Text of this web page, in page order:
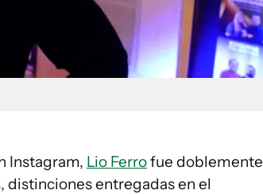
Instagram, Lio Ferrofue doblemente
distinciones entregadas en el